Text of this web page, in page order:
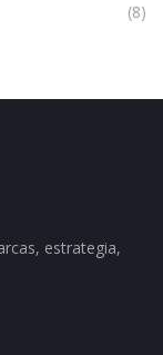
(8)
estrategia,